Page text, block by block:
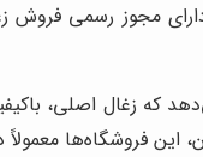
مجوز رسمی فروش
که زغال اصلی،
فروشگاه‌ها